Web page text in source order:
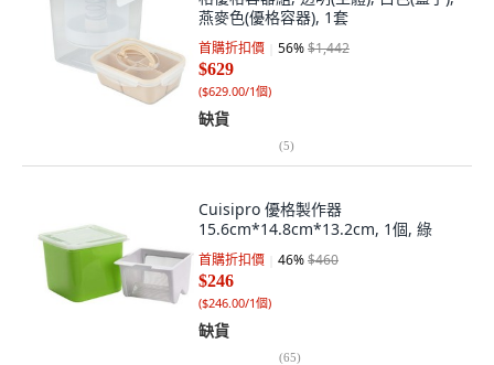
燕麥色(優格容器), 1套
首購折扣價 56%$1,442
$629
($629.00/1個)
缺貨
(5)
Cuisipro 優格製作器
15.6cm*14.8cm*13.2cm, 1個, 綠
首購折扣價 46%$460
$246
($246.00/1個)
缺貨
(65)